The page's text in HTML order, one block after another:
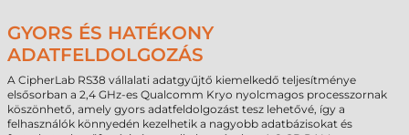
GYORS ÉS HATÉKONY
ADATFELDOLGOZÁS
A CipherLab RS38 vállalati adatgyűjtő kiemelkedő teljesítménye
elsősorban a 2,4 GHz-es Qualcomm Kryo nyolcmagos processzornak
köszönhető, amely gyors adatfeldolgozást tesz lehetővé, így a
felhasználók könnyedén kezelhetik a nagyobb adatbázisokat és